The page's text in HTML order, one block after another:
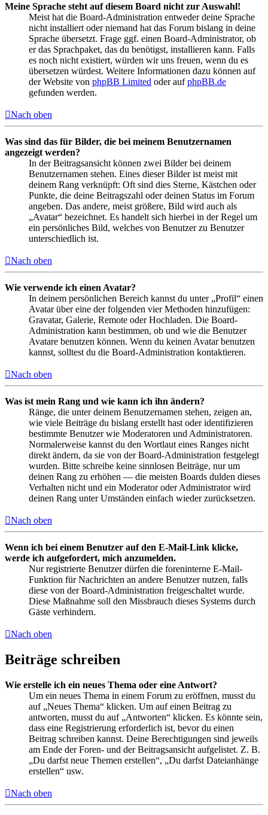
Meine Sprache steht auf diesem Board nicht zur Auswahl!
Meist hat die Board-Administration entweder deine Sprache
nicht installiert oder niemand hat das Forum bislang in deine
Sprache übersetzt. Frage ggf. einen Board-Administrator, ob
er das Sprachpaket, das du benötigst, installieren kann. Falls
es noch nicht existiert, würden wir uns freuen, wenn du es
übersetzen würdest. Weitere Informationen dazu können auf
der Website von phpBB Limited oder aufphpBB.de
gefunden werden.
Nach oben
Was sind das für Bilder, die bei meinem Benutzernamen
angezeigt werden?
In der Beitragsansicht können zwei Bilder bei deinem
Benutzernamen stehen. Eines dieser Bilder ist meist mit
deinem Rang verknüpft: Oft sind dies Sterne, Kästchen oder
Punkte, die deine Beitragszahl oder deinen Status im Forum
angeben. Das andere, meist größere, Bild wird auch als
„Avatar“ bezeichnet. Es handelt sich hierbei in der Regel um
ein persönliches Bild, welches von Benutzer zu Benutzer
unterschiedlich ist.
Nach oben
Wie verwende ich einen Avatar?
In deinem persönlichen Bereich kannst du unter „Profil“ einen
Avatar über eine der folgenden vier Methoden hinzufügen:
Gravatar, Galerie, Remote oder Hochladen. Die Board-
Administration kann bestimmen, ob und wie die Benutzer
Avatare benutzen können. Wenn du keinen Avatar benutzen
kannst, solltest du die Board-Administration kontaktieren.
Nach oben
Was ist mein Rang und wie kann ich ihn ändern?
Ränge, die unter deinem Benutzernamen stehen, zeigen an,
wie viele Beiträge du bislang erstellt hast oder identifizieren
bestimmte Benutzer wie Moderatoren und Administratoren.
Normalerweise kannst du den Wortlaut eines Ranges nicht
direkt ändern, da sie von der Board-Administration festgelegt
wurden. Bitte schreibe keine sinnlosen Beiträge, nur um
deinen Rang zu erhöhen — die meisten Boards dulden dieses
Verhalten nicht und ein Moderator oder Administrator wird
deinen Rang unter Umständen einfach wieder zurücksetzen.
Nach oben
Wenn ich bei einem Benutzer auf den E-Mail-Link klicke,
werde ich aufgefordert, mich anzumelden.
Nur registrierte Benutzer dürfen die foreninterne E-Mail-
Funktion für Nachrichten an andere Benutzer nutzen, falls
diese von der Board-Administration freigeschaltet wurde.
Diese Maßnahme soll den Missbrauch dieses Systems durch
Gäste verhindern.
Nach oben
Beiträge schreiben
Wie erstelle ich ein neues Thema oder eine Antwort?
Um ein neues Thema in einem Forum zu eröffnen, musst du
auf „Neues Thema“ klicken. Um auf einen Beitrag zu
antworten, musst du auf „Antworten“ klicken. Es könnte sein,
dass eine Registrierung erforderlich ist, bevor du einen
Beitrag schreiben kannst. Deine Berechtigungen sind jeweils
am Ende der Foren- und der Beitragsansicht aufgelistet. Z. B.
„Du darfst neue Themen erstellen“, „Du darfst Dateianhänge
erstellen“ usw.
Nach oben